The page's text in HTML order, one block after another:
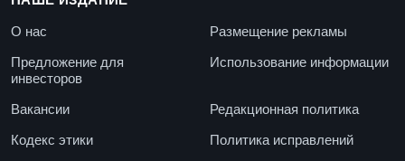
О нас
Размещение рекламы
Предложение для
инвесторов
Использование информации
Вакансии
Редакционная политика
Кодекс этики
Политика исправлений